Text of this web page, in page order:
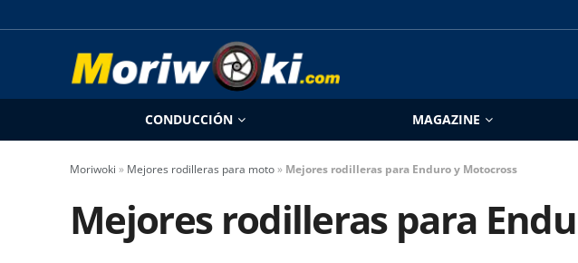
CONDUCCIÓN MAGAZINE
Moriwoki » Mejores rodilleras para moto» Mejores rodilleras para Enduro y Motocross
Mejores rodilleras para